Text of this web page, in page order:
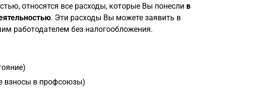
относятся все расходы, которые Вы понесли в
. Эти расходы Вы можете заявить в
работодателем без налогообложения.
взносы в профсоюзы)